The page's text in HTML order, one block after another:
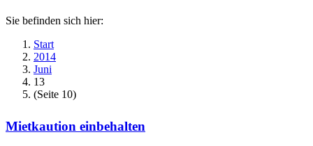
Sie befinden sich hier:
Start
2014
Juni
13
(Seite 10)
Mietkaution einbehalten